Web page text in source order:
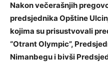
Nakon večerašnjih
predsjednika Opštine
kojima su prisustvovali
“Otrant Olympic”,
Nimanbegu i bivši